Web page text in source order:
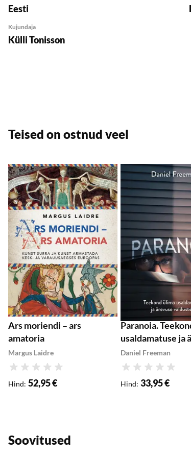
Eesti
Kujundaja
Külli Tonisson
Teised on ostnud veel
Ars moriendi – ars
amatoria
Margus Laidre
Hinnang
Hind: 52,95 €
Lisa soovikorvi
Lisa ostukorvi
Paranoia.
usaldamatuse ja
valdustesse
Daniel Freeman
Hinnang
Hind: 33,95 €
Lisa
Soovitused